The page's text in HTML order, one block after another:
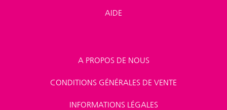
AIDE
A PROPOS DE NOUS
CONDITIONS GÉNÉRALES DE VENTE
INFORMATIONS LÉGALES